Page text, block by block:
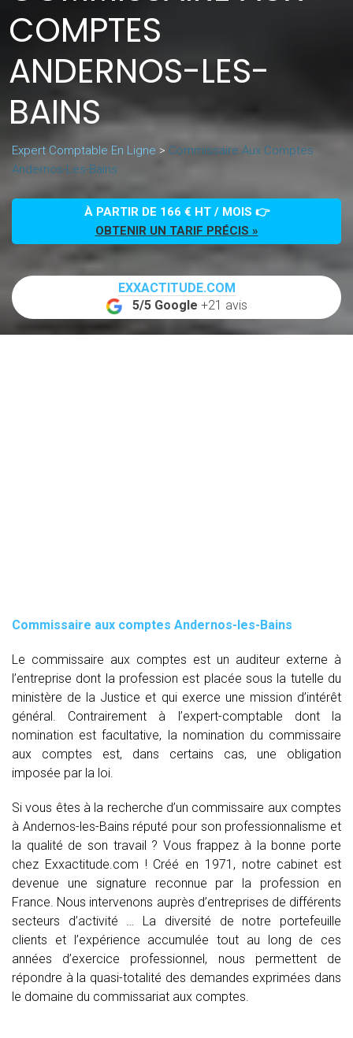
COMPTES
ANDERNOS-LES-
BAINS
Expert Comptable En Ligne > Commissaire Aux Comptes
Andernos-Les-Bains
À PARTIR DE 166 € HT / MOIS 👉
OBTENIR UN TARIF PRÉCIS »
EXXACTITUDE.COM
5/5 Google +21 avis
Commissaire aux comptes Andernos-les-Bains
Le commissaire aux comptes est un auditeur externe à
l’entreprise dont la profession est placée sous la tutelle du
ministère de la Justice et qui exerce une mission d’intérêt
général. Contrairement à l’expert-comptable dont la
nomination est facultative, la nomination du commissaire
aux comptes est, dans certains cas, une obligation
imposée par la loi.
Si vous êtes à la recherche d’un commissaire aux comptes
à Andernos-les-Bains réputé pour son professionnalisme et
la qualité de son travail ? Vous frappez à la bonne porte
chez Exxactitude.com ! Créé en 1971, notre cabinet est
devenue une signature reconnue par la profession en
France. Nous intervenons auprès d’entreprises de différents
secteurs d’activité … La diversité de notre portefeuille
clients et l’expérience accumulée tout au long de ces
années d’exercice professionnel, nous permettent de
répondre à la quasi-totalité des demandes exprimées dans
le domaine du commissariat aux comptes.